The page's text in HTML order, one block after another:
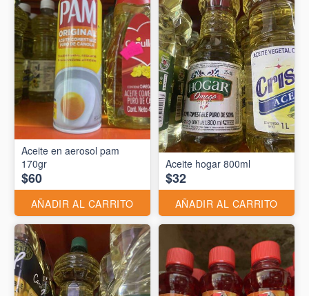
Aceite en aerosol pam
170gr
$60
AÑADIR AL CARRITO
Aceite hogar 800ml
$32
AÑADIR AL CARRITO